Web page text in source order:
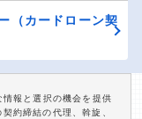
（カードローン契
報と選択の機会を提供
約締結の代理、斡旋、